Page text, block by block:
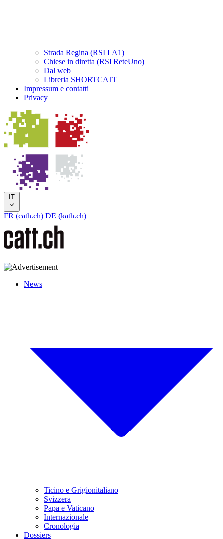
Strada Regina (RSI LA1)
Chiese in diretta (RSI ReteUno)
Dal web
Libreria SHORTCATT
Impressum e contatti
Privacy
IT
FR (cath.ch) DE (kath.ch)
News
Ticino e Grigionitaliano
Svizzera
Papa e Vaticano
Internazionale
Cronologia
Dossiers